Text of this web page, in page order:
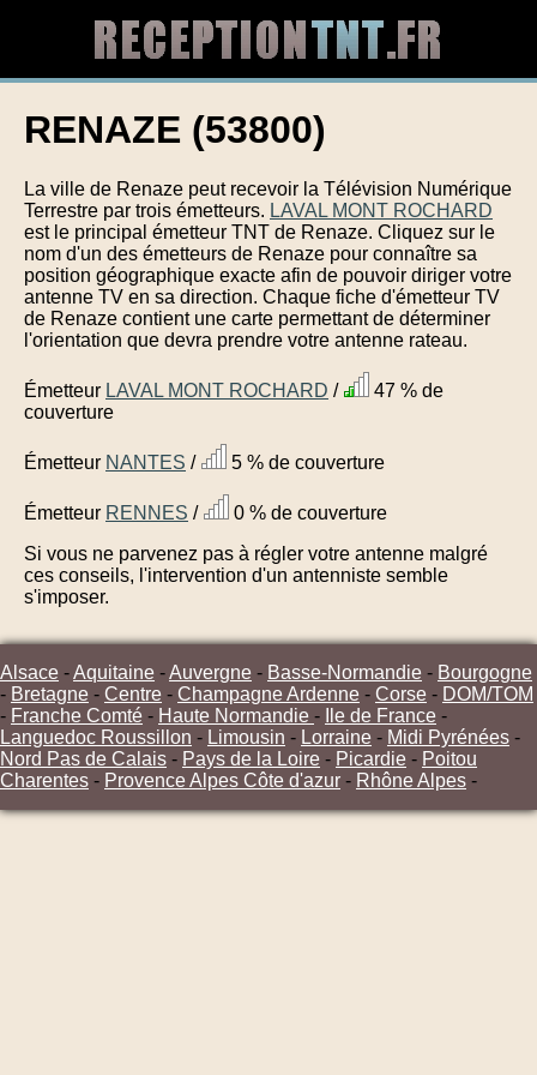
RENAZE (53800)
La ville de Renaze peut recevoir la Télévision Numérique
Terrestre par trois émetteurs. LAVAL MONT ROCHARD
est le principal émetteur TNT de Renaze. Cliquez sur le
nom d'un des émetteurs de Renaze pour connaître sa
position géographique exacte afin de pouvoir diriger votre
antenne TV en sa direction. Chaque fiche d'émetteur TV
de Renaze contient une carte permettant de déterminer
l'orientation que devra prendre votre antenne rateau.
Émetteur LAVAL MONT ROCHARD /
47 % de
couverture
Émetteur NANTES / 5 % de couverture
Émetteur RENNES /
0 % de couverture
Si vous ne parvenez pas à régler votre antenne malgré
ces conseils, l'intervention d'un antenniste semble
s'imposer.
Alsace -Aquitaine -Auvergne - Basse-Normandie - Bourgogne
- Bretagne - Centre - Champagne Ardenne - Corse - DOM/TOM
- Franche Comté - Haute Normandie - Ile de France -
Languedoc Roussillon - Limousin - Lorraine - Midi Pyrénées -
Nord Pas de Calais - Pays de la Loire - Picardie - Poitou
Charentes - Provence Alpes Côte d'azur - Rhône Alpes -